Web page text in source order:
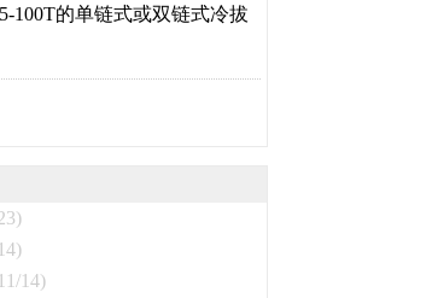
100T的单链式或双链式冷拔
14)